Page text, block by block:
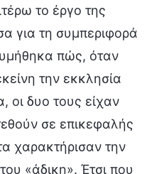
το έργο της
για τη συμπεριφορά
πώς, όταν
την εκκλησία
οι δυο τους είχαν
σε επικεφαλής
χαρακτήρισαν την
«άδικη». Έτσι που